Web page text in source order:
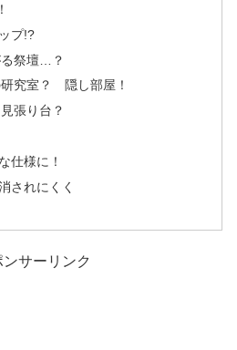
プ!?
祭壇…？
究室？ 隠し部屋！
張り台？
仕様に！
されにくく
ンサーリンク